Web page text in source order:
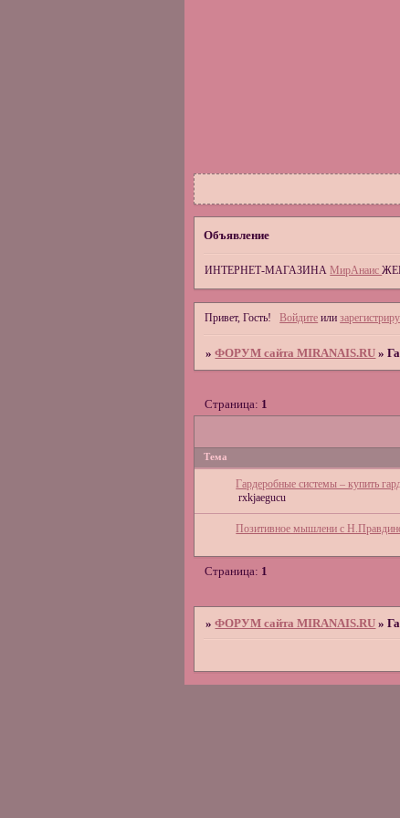
Объявление
ИНТЕРНЕТ-МАГАЗИНАМирАнаис
Привет, Гость! Войдите или
»ФОРУМ сайта MIRANAIS.RU »
Страница: 1
Тема
Гардеробные системы – купить
rxkjaegucu
Позитивное мышлени с
Страница: 1
»ФОРУМ сайта MIRANAIS.RU »